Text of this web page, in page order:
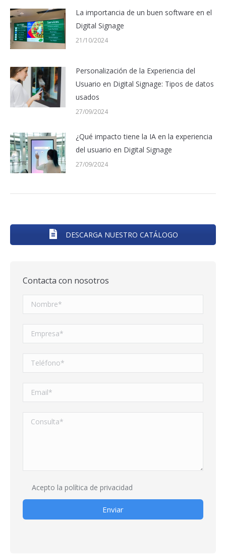
La importancia de un buen software en el
Digital Signage
21/10/2024
Personalización de la Experiencia del
Usuario en Digital Signage: Tipos de datos
usados
27/09/2024
¿Qué impacto tiene la IA en la experiencia
del usuario en Digital Signage
27/09/2024
DESCARGA NUESTRO CATÁLOGO
Contacta con nosotros
Acepto la política de privacidad